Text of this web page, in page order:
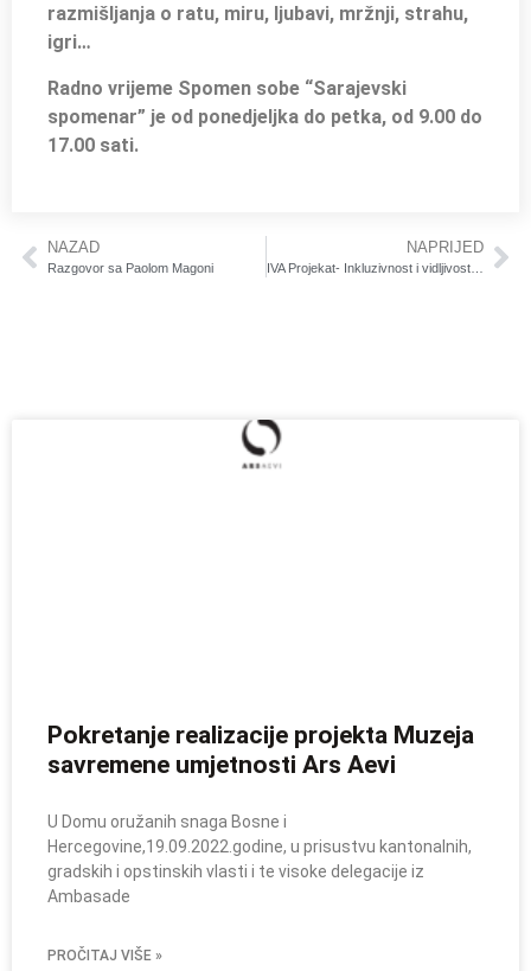
razmišljanja o ratu, miru, ljubavi, mržnji, strahu,
igri…
Radno vrijeme Spomen sobe “Sarajevski
spomenar” je od ponedjeljka do petka, od 9.00 do
17.00 sati.
NAZAD
Razgovor sa Paolom Magoni
NAPRIJED
IVA Projekat- Inkluzivnost i vidljivost za održivi kulturni razvoj
Pokretanje realizacije projekta Muzeja
savremene umjetnosti Ars Aevi
U Domu oružanih snaga Bosne i
Hercegovine,19.09.2022.godine, u prisustvu kantonalnih,
gradskih i opstinskih vlasti i te visoke delegacije iz
Ambasade
PROČITAJ VIŠE »